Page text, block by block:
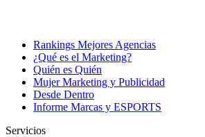
Rankings Mejores Agencias
¿Qué es el Marketing?
Quién es Quién
Mujer Marketing y Publicidad
Desde Dentro
Informe Marcas y ESPORTS
Servicios